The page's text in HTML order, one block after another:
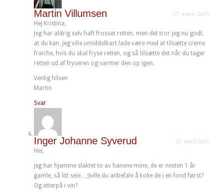
Martin Villumsen 17. marts 2019
Hej Kristina,
Jeg har aldrig selv haft frosset retten, men det tror jeg nu godt,
at du kan. Jeg ville umiddelbart lade være med at tilsætte creme
fraiche, hvis du skal fryse retten, og så tilsætte det når du tager
retten ud af fryseren og varmer den op igen.
Venlig hilsen
Martin
Svar
Inger Johanne Syverud 22. april 2023
Hei,
jeg har hjemme slaktet to av hanene mine, de er nesten 1 år
gamle, så litt seie…;)ville du anbefale å koke de i en fond først?
Og etterpå i vin?